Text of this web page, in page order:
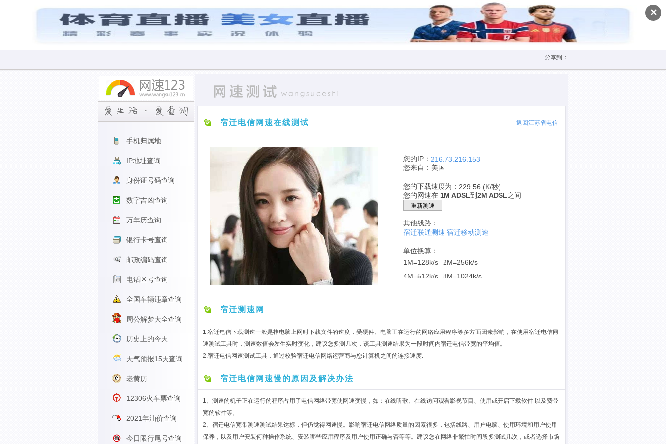
✕
分享到：
宿迁电信网速在线测试 返回江苏省电信
您的IP： 216.73.216.153
您来自：美国
您的下载速度为： 229.56 (K/秒)
您的网速在 1M ADSL到2M ADSL之间
重新测速
其他线路：
宿迁联通测速 宿迁移动测速
单位换算：
1M=128k/s
2M=256k/s
4M=512k/s
8M=1024k/s
宿迁测速网
1.宿迁电信下载测速一般是指电脑上网时下载文件的速度，受硬件、电脑正在运行的网络应用程序等多方面因素影响，在使用宿迁电信网
速测试工具时，测速数值会发生实时变化，建议您多测几次，该工具测速结果为一段时间内宿迁电信带宽的平均值。
2.宿迁电信网速测试工具，通过校验宿迁电信网络运营商与您计算机之间的连接速度.
宿迁电信网速慢的原因及解决办法
1、测速的机子正在运行的程序占用了电信网络带宽使网速变慢，如：在线听歌、在线访问观看影视节目、使用或开启下载软件 以及费带
宽的软件等。
2、宿迁电信宽带测速测试结果达标，但仍觉得网速慢。影响宿迁电信网络质量的因素很多，包括线路、用户电脑、使用环境和用户使用
保养，以及用户安装何种操作系统、安装哪些应用程序及用户使用正确与否等等。建议您在网络非繁忙时间段多测试几次，或者选择市场
手机归属地
IP地址查询
身份证号码查询
数字吉凶查询
万年历查询
银行卡号查询
邮政编码查询
电话区号查询
全国车辆违章查询
周公解梦大全查询
历史上的今天
天气预报15天查询
老黄历
12306火车票查询
2021年油价查询
今日限行尾号查询